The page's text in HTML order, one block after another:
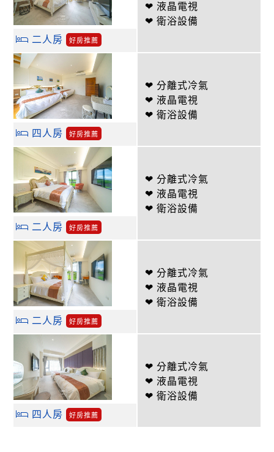
❤ 液晶電視
❤ 衛浴設備
二人房
好房推薦
❤ 分離式冷氣
❤ 液晶電視
❤ 衛浴設備
四人房
好房推薦
❤ 分離式冷氣
❤ 液晶電視
❤ 衛浴設備
二人房
好房推薦
❤ 分離式冷氣
❤ 液晶電視
❤ 衛浴設備
二人房
好房推薦
❤ 分離式冷氣
❤ 液晶電視
❤ 衛浴設備
四人房
好房推薦